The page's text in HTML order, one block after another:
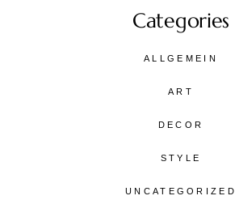
Categories
ALLGEMEIN
ART
DECOR
STYLE
UNCATEGORIZED